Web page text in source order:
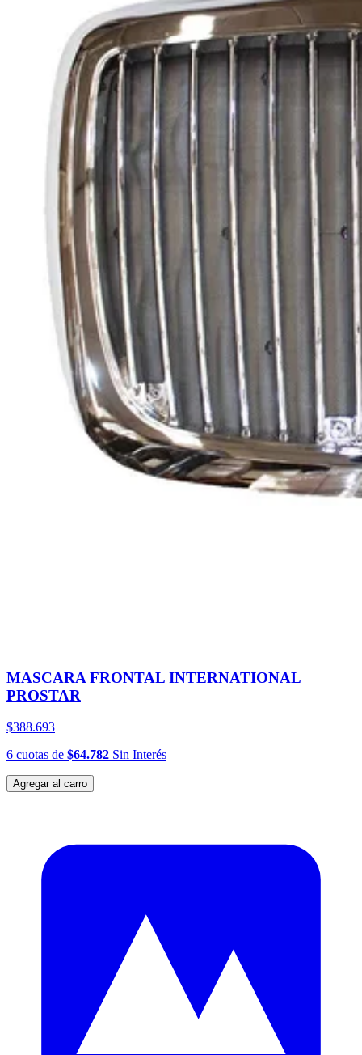
MASCARA FRONTAL INTERNATIONAL
PROSTAR
$388.693
6 cuotas de $64.782 Sin Interés
Agregar al carro